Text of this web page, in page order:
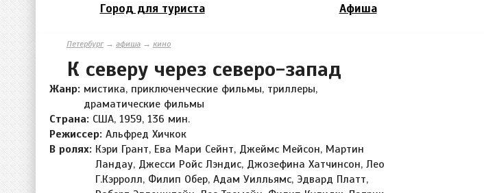
Город для туриста Афиша
Петербург→ афиша → кино
К северу через северо-запад
Жанр: мистика, приключенческие фильмы, триллеры,
драматические фильмы
Страна: США, 1959, 136 мин.
Режиссер: Альфред Хичкок
В ролях: Кэри Грант, Ева Мари Сейнт, Джеймс Мейсон, Мартин
Ландау, Джесси Ройс Лэндис, Джозефина Хатчинсон, Лео
Г.Кэрролл, Филип Обер, Адам Уилльямс, Эдвард Платт,